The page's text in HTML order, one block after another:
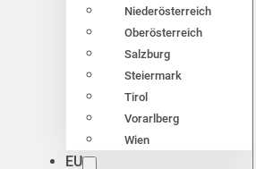
Niederösterreich
Oberösterreich
Salzburg
Steiermark
Tirol
Vorarlberg
Wien
EU